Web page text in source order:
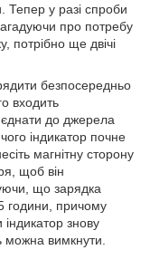
у разі спроби
про потребу
потрібно ще двічі
безпосередньо
входить
до джерела
індикатор почне
магнітну сторону
щоб він
що зарядка
години, причому
знову
можна вимкнути.